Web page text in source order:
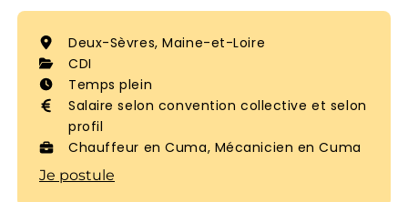
Deux-Sèvres, Maine-et-Loire
CDI
Temps plein
Salaire selon convention collective et selon
profil
Chauffeur en Cuma, Mécanicien en Cuma
Je postule